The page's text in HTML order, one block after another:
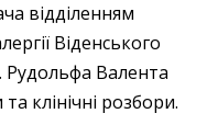
відділенням
Віденського
Рудольфа Валента
клінічні розбори.